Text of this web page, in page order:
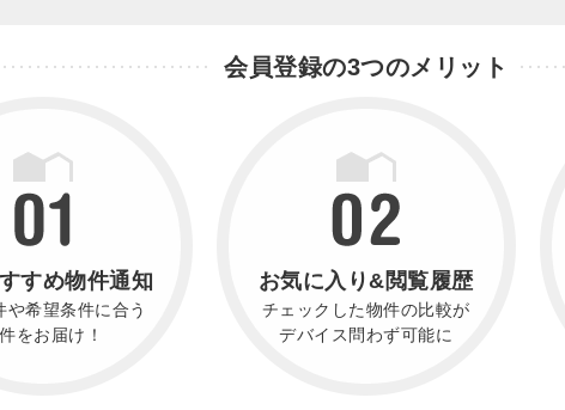
会員登録の3つのメリット
すめ物件通知
や希望条件に合う
をお届け！
お気に入り&閲覧履歴
チェックした物件の比較が
デバイス問わず可能に